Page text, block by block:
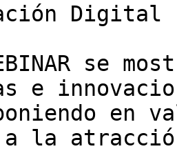
Digital
se
e
en
la